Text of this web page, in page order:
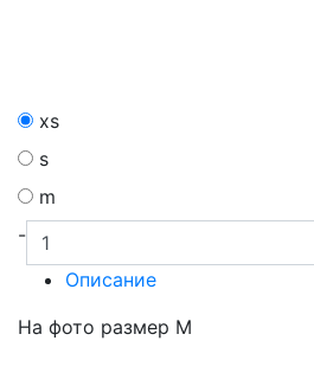
xs
s
m
-
Описание
На фото размер М